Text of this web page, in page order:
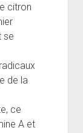
citron
se
de la
ce
A et